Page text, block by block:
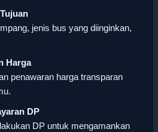
jenis bus yang diinginkan,
Harga
penawaran harga transparan
DP
DP untuk mengamankan